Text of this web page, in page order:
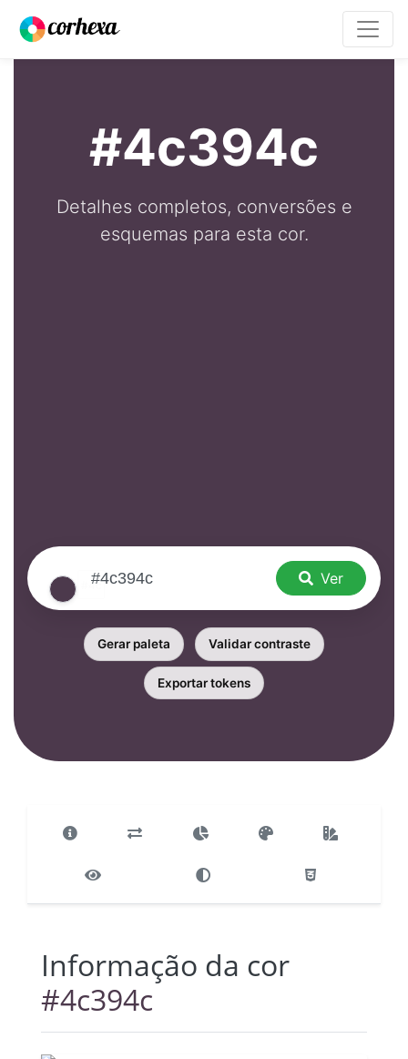
#4c394c
Detalhes completos, conversões e
esquemas para esta cor.
Ver
Gerar paleta Validar contraste
Exportar tokens
Informação da cor
#4c394c